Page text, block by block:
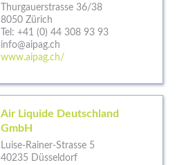
Thurgauerstrasse 36/38
8050 Zürich
Tel: +41 (0) 44 308 93 93
info@aipag.ch
www.aipag.ch/
Air Liquide Deutschland
GmbH
Luise-Rainer-Strasse 5
40235 Düsseldorf